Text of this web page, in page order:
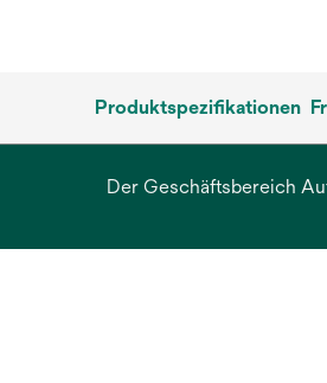
Produktspezifikationen
Der Geschäftsbereich